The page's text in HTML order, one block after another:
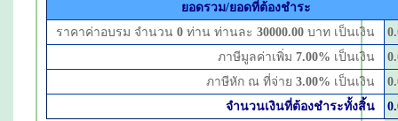
ยอดรวม/ยอดที่ต้องชำระ
ราคาค่าอบรม จำนวน 0 ท่าน ท่านละ 30000.00 บาท เป็นเงิน
ภาษีมูลค่าเพิ่ม 7.00% เป็นเงิน
ภาษีหัก ณ ที่จ่าย 3.00% เป็นเงิน
จำนวนเงินที่ต้องชำระทั้งสิ้น